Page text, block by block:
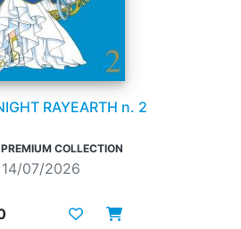
RAYEARTH n. 2
COLLECTION
14/07/2026